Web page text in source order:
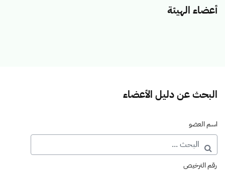
أعضاء الهيئة
البحث عن دليل الأعضاء
اسم العضو
رقم الترخيص